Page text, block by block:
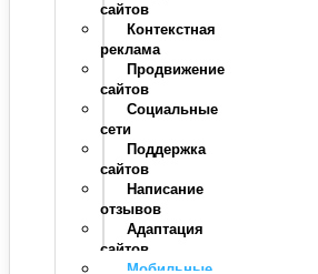
сайтов
Контекстная
реклама
Продвижение
сайтов
Социальные
сети
Поддержка
сайтов
Написание
отзывов
Адаптация
сайтов
Мобильные